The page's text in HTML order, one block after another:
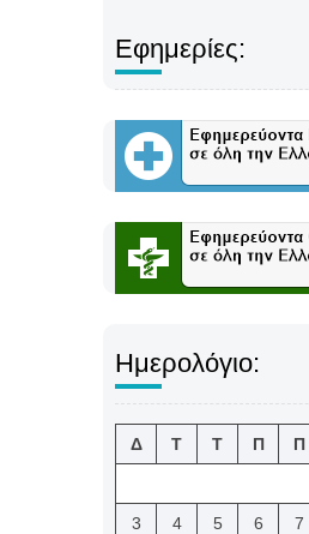
Εφημερίες:
Ημερολόγιο:
Δ Τ Τ Π Π
3 4 5 6 7